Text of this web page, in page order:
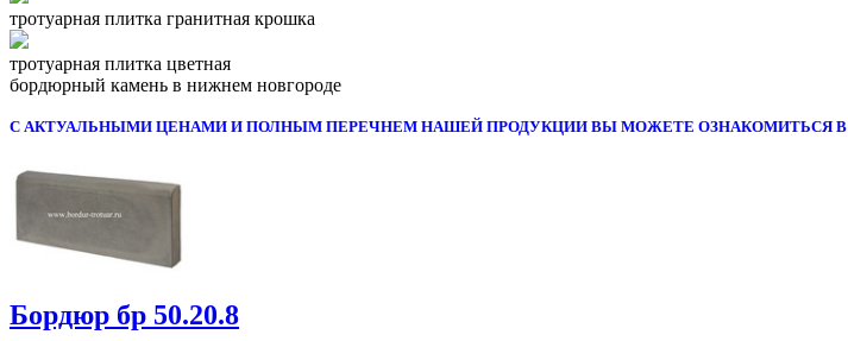
тротуарная плитка гранитная крошка
тротуарная плитка цветная
бордюрный камень в нижнем новгороде
С АКТУАЛЬНЫМИ ЦЕНАМИ И ПОЛНЫМ ПЕРЕЧНЕМ НАШЕЙ ПРОДУКЦИИ ВЫ МОЖЕТЕ ОЗНАКОМИТЬСЯ В
Бордюр бр 50.20.8